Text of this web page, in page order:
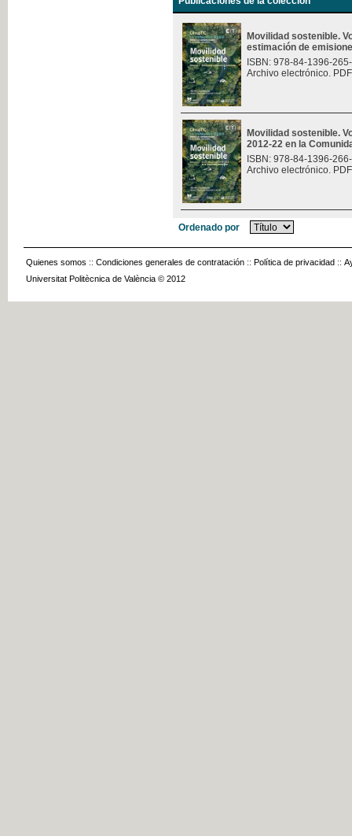
Movilidad sostenible.
estimación de
ISBN: 978-84-1396-
Archivo electrónico.
Movilidad sostenible.
2012-22 en la
ISBN: 978-84-1396-
Archivo electrónico.
Ordenado por
Quienes somos :: Condiciones generales de contratación :: Política de privacidad ::
Universitat Politècnica de València © 2012